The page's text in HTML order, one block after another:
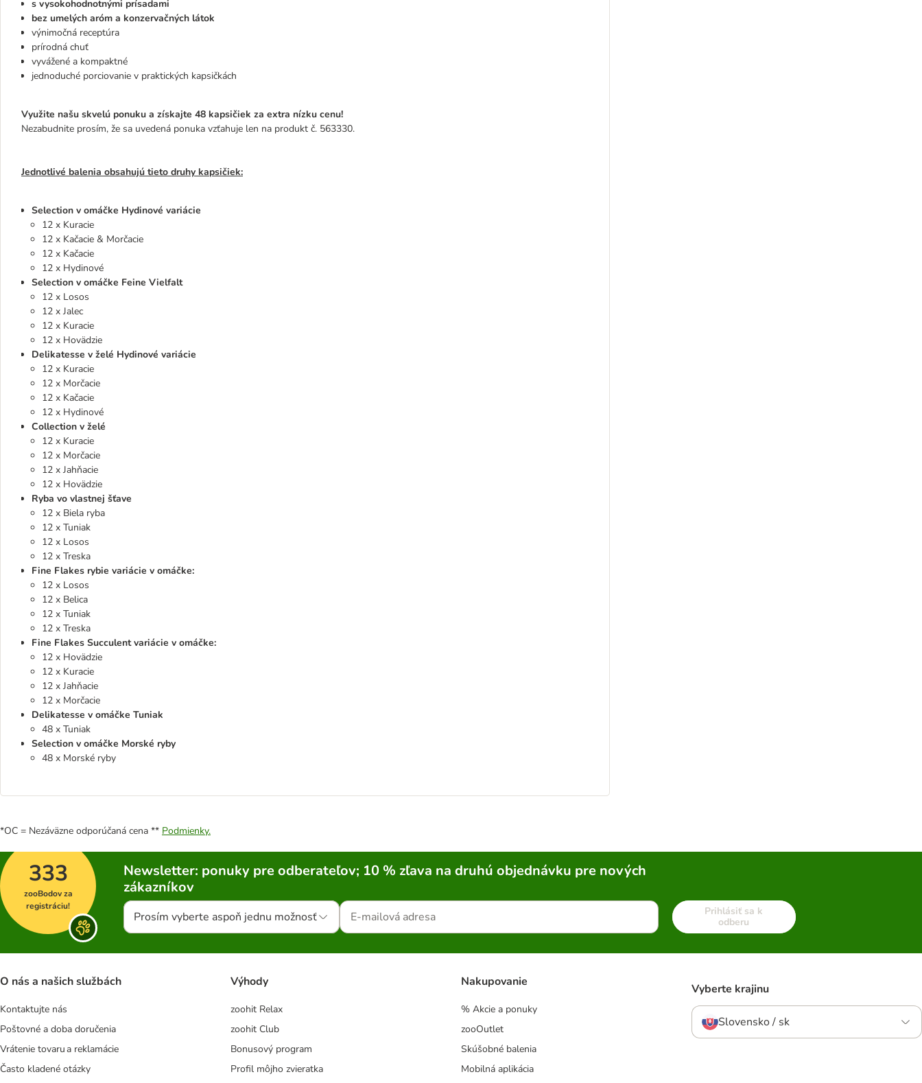
s vysokohodnotnými prísadami
bez umelých aróm a konzervačných látok
výnimočná receptúra
prírodná chuť
vyvážené a kompaktné
jednoduché porciovanie v praktických kapsičkách
Využite našu skvelú ponuku a získajte 48 kapsičiek za extra nízku cenu!
Nezabudnite prosím, že sa uvedená ponuka vzťahuje len na produkt č. 563330.
Jednotlivé balenia obsahujú tieto druhy kapsičiek:
Selection v omáčke Hydinové variácie
12 x Kuracie
12 x Kačacie & Morčacie
12 x Kačacie
12 x Hydinové
Selection v omáčke Feine Vielfalt
12 x Losos
12 x Jalec
12 x Kuracie
12 x Hovädzie
Delikatesse v želé Hydinové variácie
12 x Kuracie
12 x Morčacie
12 x Kačacie
12 x Hydinové
Collection v želé
12 x Kuracie
12 x Morčacie
12 x Jahňacie
12 x Hovädzie
Ryba vo vlastnej šťave
12 x Biela ryba
12 x Tuniak
12 x Losos
12 x Treska
Fine Flakes rybie variácie v omáčke:
12 x Losos
12 x Belica
12 x Tuniak
12 x Treska
Fine Flakes Succulent variácie v omáčke:
12 x Hovädzie
12 x Kuracie
12 x Jahňacie
12 x Morčacie
Delikatesse v omáčke Tuniak
48 x Tuniak
Selection v omáčke Morské ryby
48 x Morské ryby
*OC = Nezáväzne odporúčaná cena ** Podmienky.
333
zooBodov za
registráciu!
Newsletter: ponuky pre odberateľov; 10 % zľava na druhú objednávku pre nových
zákazníkov
Prosím vyberte aspoň jednu možnosť
Prihlásiť sa k
odberu
O nás a našich službách
Kontaktujte nás
Poštovné a doba doručenia
Vrátenie tovaru a reklamácie
Často kladené otázky
Výhody
zoohit Relax
zoohit Club
Bonusový program
Profil môjho zvieratka
Nakupovanie
% Akcie a ponuky
zooOutlet
Skúšobné balenia
Mobilná aplikácia
Vyberte krajinu
Slovensko / sk